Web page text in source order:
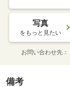
写真
をもっと見たい
お問い合わせ先
備考